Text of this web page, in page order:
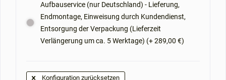
Aufbauservice (nur Deutschland) - Lieferung,
Endmontage, Einweisung durch Kundendienst,
Entsorgung der Verpackung (Lieferzeit
Verlängerung um ca. 5 Werktage) (+ 289,00 €)
Konfiguration zurücksetzen